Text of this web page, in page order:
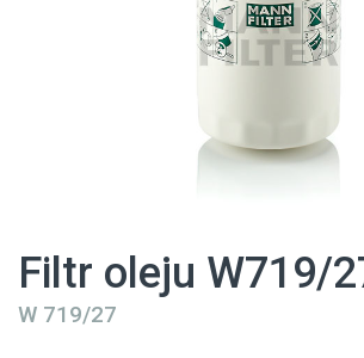
Filtr oleju W719/
W 719/27